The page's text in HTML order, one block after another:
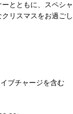
とともに、スペシ
リスマスをお過ご
ブチャージを含む